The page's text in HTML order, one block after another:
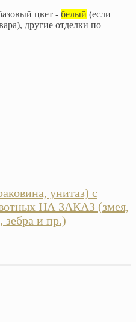
цвет - белый (если
другие отделки по
унитаз) с
НА ЗАКАЗ (змея,
зебра и пр.)